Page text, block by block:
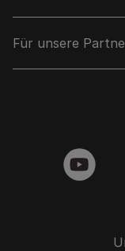
Für unsere
youtube